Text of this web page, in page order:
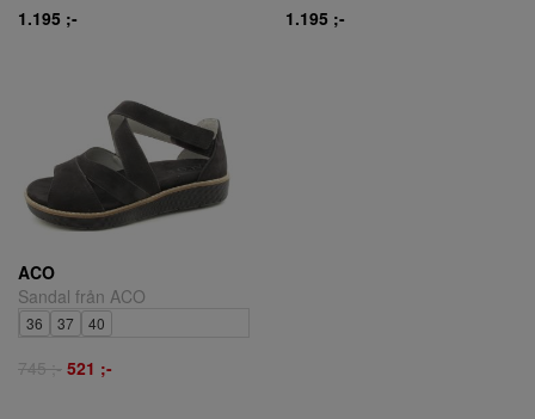
1.195 ;- 1.195 ;-
ACO
Sandal från ACO
36 37 40
745 ;- 521 ;-